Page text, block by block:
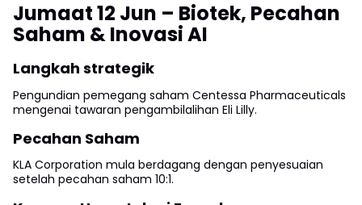
Jumaat 12 Jun – Biotek, Pecahan
Saham & Inovasi AI
Langkah strategik
Pengundian pemegang saham Centessa Pharmaceuticals
mengenai tawaran pengambilalihan Eli Lilly.
Pecahan Saham
KLA Corporation mula berdagang dengan penyesuaian
setelah pecahan saham 10:1.